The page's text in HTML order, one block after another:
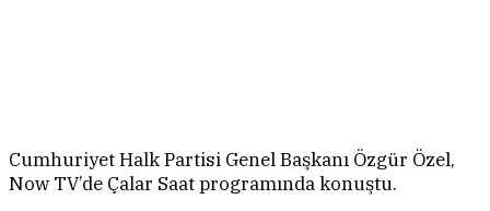
Cumhuriyet Halk Partisi Genel Başkanı Özgür Özel,
Now TV’de Çalar Saat programında konuştu.